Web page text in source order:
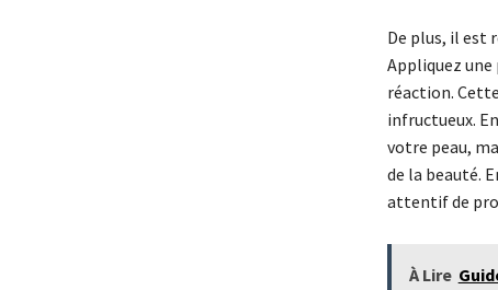
De plus, il est
Appliquez
réaction.
infructueux.
votre peau,
de la beauté.
attentif de
À Lire